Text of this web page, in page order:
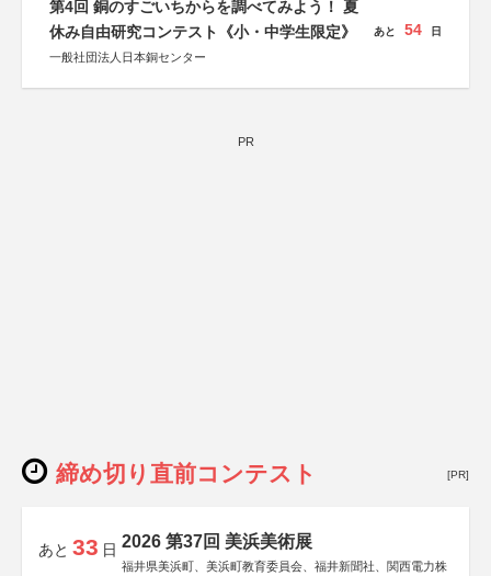
第4回 銅のすごいちからを調べてみよう！ 夏
休み自由研究コンテスト《小・中学生限定》
一般社団法人日本銅センター
あと 54 日
PR
締め切り直前コンテスト [PR]
あと 33 日 2026 第37回 美浜美術展
福井県美浜町、美浜町教育委員会、福井新聞社、関西電力株